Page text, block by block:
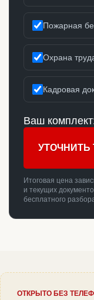
Пожарная
Охрана
Кадровая
Ваш
Итоговая цена
и текущих
бесплатного
ОТКРЫТО БЕЗ